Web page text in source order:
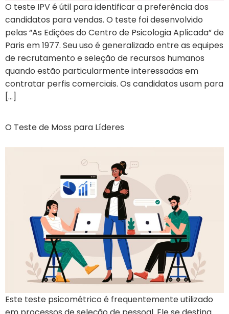
O teste IPV é útil para identificar a preferência dos
candidatos para vendas. O teste foi desenvolvido
pelas “As Edições do Centro de Psicologia Aplicada” de
Paris em 1977. Seu uso é generalizado entre as equipes
de recrutamento e seleção de recursos humanos
quando estão particularmente interessadas em
contratar perfis comerciais. Os candidatos usam para
[…]
O Teste de Moss para Líderes
Este teste psicométrico é frequentemente utilizado